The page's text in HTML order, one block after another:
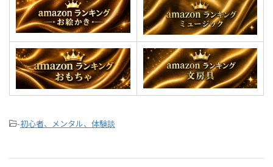
-初心者、メンタル、体験談